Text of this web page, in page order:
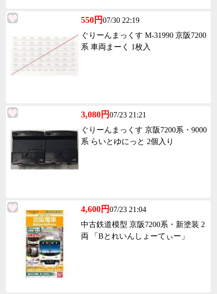
550円07/30 22:19
ぐりーんまっくす M-31990 京阪7200
系 車両まーく 1枚入
3,080円07/23 21:21
ぐりーんまっくす 京阪7200系・9000
系 らいとゆにっと 2個入り
4,600円07/23 21:04
中古鉄道模型 京阪7200系・新塗装 2
両 「Bとれいんしょーてぃー」